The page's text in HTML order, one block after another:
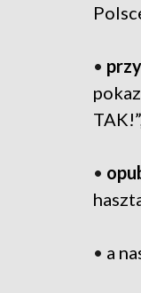
•
TAK!”,
•
• a